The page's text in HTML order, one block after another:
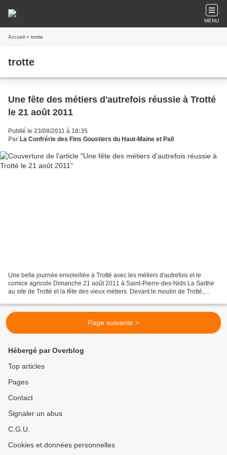
MENU
Accueil » trotte
trotte
Une fête des métiers d'autrefois réussie à Trotté
le 21 août 2011
Publié le 23/08/2011 à 18:35
Par La Confrérie des Fins Goustiers du Haut-Maine et Pail
Une belle journée ensoleillée à Trotté avec les métiers d'autrefois et le
comice agricole Dimanche 21 août 2011 à Saint-Pierre-des-Nids La Sarthe
au site de Trotté et la fête des vieux métiers. Devant le moulin de Trotté,
Page suivante >
Hébergé par Overblog
Top articles
Pages
Contact
Signaler un abus
C.G.U.
Cookies et données personnelles